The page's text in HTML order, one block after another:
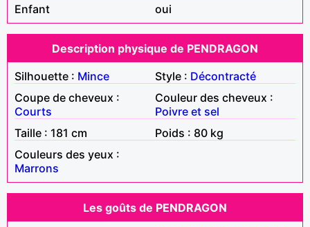
Enfant
oui
Description physique de PENDRAGON
Silhouette : Mince Style : Décontracté
Coupe de cheveux :
Courts
Couleur des cheveux :
Poivre et sel
Taille : 181 cm
Poids : 80 kg
Couleurs des yeux :
Marrons
Les goûts de PENDRAGON